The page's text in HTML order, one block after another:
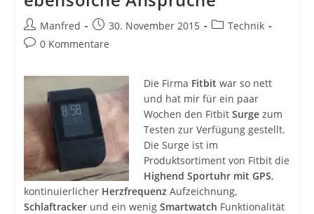
Beitrags-
Autor:
Manfred
Beitrag
veröffentlicht:
30. November 2015
Beitrags-
Technik
Beitrags-
0 Kommentare
Die Firma Fitbit war so nett
und hat mir für ein paar
Wochen den Fitbit Surgezum
Testen zur Verfügung gestellt.
Die Surge ist im
Produktsortiment von Fitbit die
Highend Sportuhr mit GPS,
kontinuierlicher Herzfrequenz Aufzeichnung,
Schlaftrackerund ein wenig Smartwatch Funktionalität